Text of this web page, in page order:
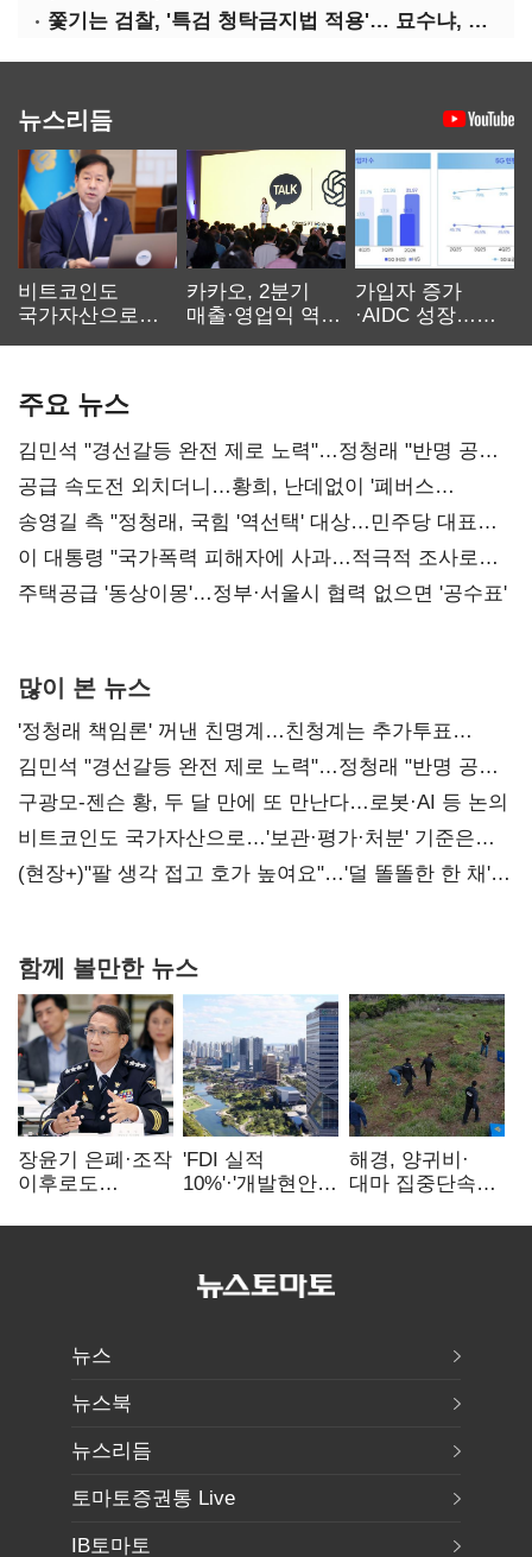
쫓기는 검찰, '특검 청탁금지법 적용'… 묘수냐, 무리수냐
뉴스리듬
비트코인도
국가자산으로…'
카카오, 2분기
매출·영업익 역대
가입자 증가
·AIDC 성장…
주요 뉴스
김민석 "경선갈등 완전 제로 노력"…정청래 "반명 공세
사과부터"
공급 속도전 외치더니…황희, 난데없이 '폐버스
리모델링' 제안
송영길 측 "정청래, 국힘 '역선택' 대상…민주당 대표로
총선 지휘 못해"
이 대통령 "국가폭력 피해자에 사과…적극적 조사로
진실 밝혀야"
주택공급 '동상이몽'…정부·서울시 협력 없으면 '공수표'
많이 본 뉴스
'정청래 책임론' 꺼낸 친명계…친청계는 추가투표
때리기
김민석 "경선갈등 완전 제로 노력"…정청래 "반명 공세
사과부터"
구광모-젠슨 황, 두 달 만에 또 만난다…로봇·AI 등 논의
비트코인도 국가자산으로…'보관·평가·처분' 기준은
숙제
(현장+)"팔 생각 접고 호가 높여요"…'덜 똘똘한 한 채'
함께 볼만한 뉴스
장윤기 은폐·조작
이후로도
내부비위…경찰
'FDI 실적
10%'·'개발현안
인천경제청장
해경, 양귀비·
대마 집중단속…
249명 검거
뉴스
뉴스북
뉴스리듬
토마토증권통 Live
IB토마토